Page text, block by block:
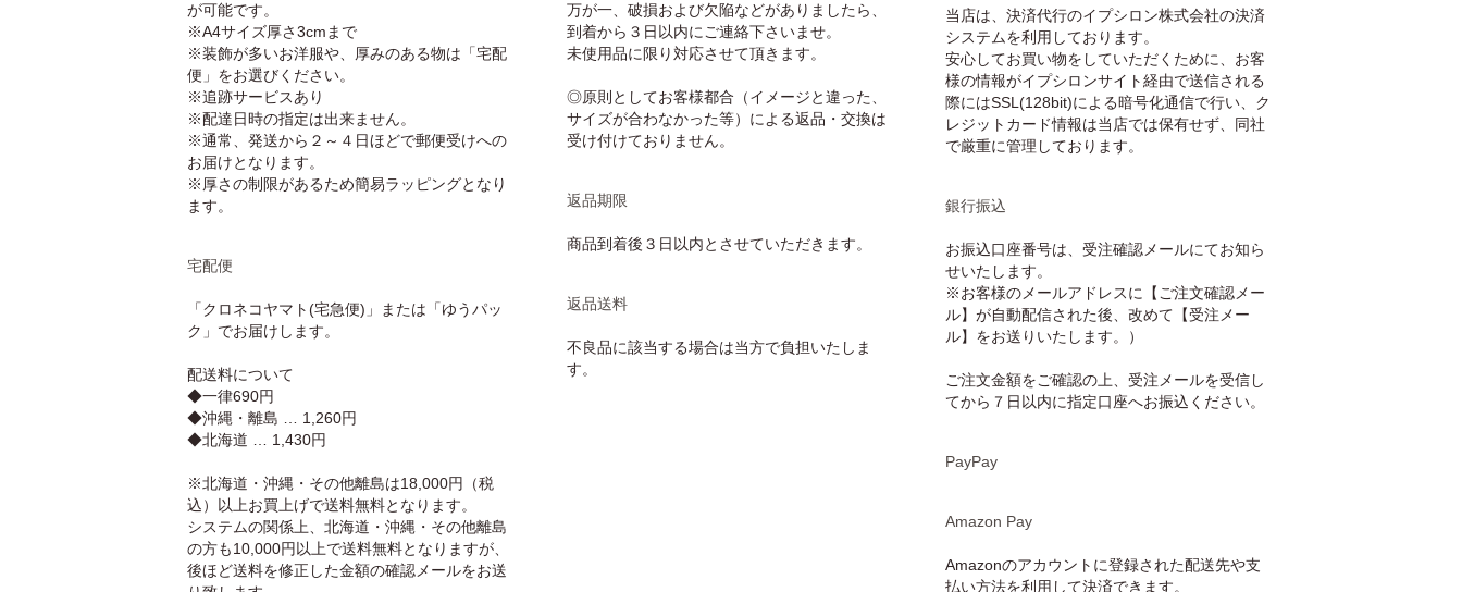
が可能です。
※A4サイズ厚さ3cmまで
※装飾が多いお洋服や、厚みのある物は「宅配
便」をお選びください。
※追跡サービスあり
※配達日時の指定は出来ません。
※通常、発送から２～４日ほどで郵便受けへの
お届けとなります。
※厚さの制限があるため簡易ラッピングとなり
ます。
宅配便
「クロネコヤマト(宅急便)」または「ゆうパッ
ク」でお届けします。
配送料について
◆一律690円
◆沖縄・離島 … 1,260円
◆北海道 … 1,430円
※北海道・沖縄・その他離島は18,000円（税
込）以上お買上げで送料無料となります。
システムの関係上、北海道・沖縄・その他離島
の方も10,000円以上で送料無料となりますが、
後ほど送料を修正した金額の確認メールをお送
万が一、破損および欠陥などがありましたら、
到着から３日以内にご連絡下さいませ。
未使用品に限り対応させて頂きます。
◎原則としてお客様都合（イメージと違った、
サイズが合わなかった等）による返品・交換は
受け付けておりません。
返品期限
商品到着後３日以内とさせていただきます。
返品送料
不良品に該当する場合は当方で負担いたしま
す。
当店は、決済代行のイプシロン株式会社の決済
システムを利用しております。
安心してお買い物をしていただくために、お客
様の情報がイプシロンサイト経由で送信される
際にはSSL(128bit)による暗号化通信で行い、ク
レジットカード情報は当店では保有せず、同社
で厳重に管理しております。
銀行振込
お振込口座番号は、受注確認メールにてお知ら
せいたします。
※お客様のメールアドレスに【ご注文確認メー
ル】が自動配信された後、改めて【受注メー
ル】をお送りいたします。）
ご注文金額をご確認の上、受注メールを受信し
てから７日以内に指定口座へお振込ください。
PayPay
Amazon Pay
Amazonのアカウントに登録された配送先や支
払い方法を利用して決済できます。